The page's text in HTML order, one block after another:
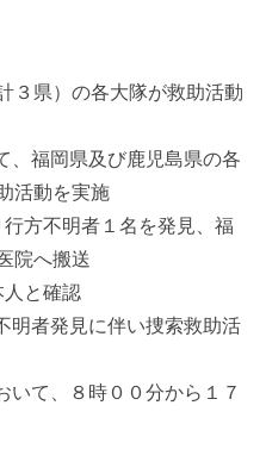
３県）の各大隊が救助活動
、福岡県及び鹿児島県の各
活動を実施
方不明者１名を発見、福
院へ搬送
と確認
明者発見に伴い捜索救助活
いて、８時００分から１７